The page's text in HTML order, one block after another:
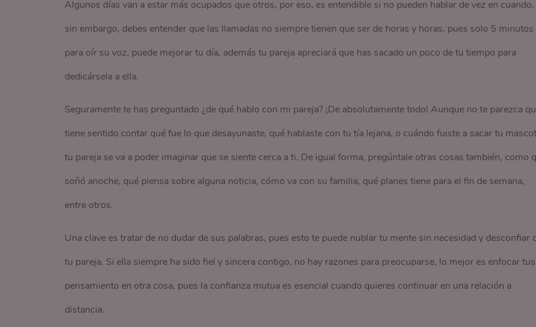
Algunos días van a estar más ocupados que otros, por eso, es entendible si no pueden hablar de vez en cuando,
sin embargo, debes entender que las llamadas no siempre tienen que ser de horas y horas, pues solo 5 minutos
para oír su voz, puede mejorar tu día, además tu pareja apreciará que has sacado un poco de tu tiempo para
dedicársela a ella.
Seguramente te has preguntado ¿de qué hablo con mi pareja? ¡De absolutamente todo! Aunque no te parezca
tiene sentido contar qué fue lo que desayunaste, qué hablaste con tu tía lejana, o cuándo fuiste a sacar tu
tu pareja se va a poder imaginar que se siente cerca a ti. De igual forma, pregúntale otras cosas también, como
soñó anoche, qué piensa sobre alguna noticia, cómo va con su familia, qué planes tiene para el fin de semana,
entre otros.
Una clave es tratar de no dudar de sus palabras, pues esto te puede nublar tu mente sin necesidad y desconfiar
tu pareja. Si ella siempre ha sido fiel y sincera contigo, no hay razones para preocuparse, lo mejor es enfocar tus
pensamiento en otra cosa, pues la confianza mutua es esencial cuando quieres continuar en una relación a
distancia.